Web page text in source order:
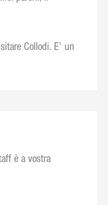
Collodi. E’ un
è a vostra